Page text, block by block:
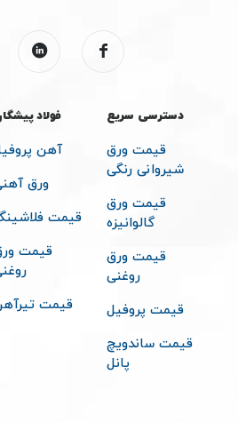
دسترسی سریع
قیمت ورق
شیروانی رنگی
قیمت ورق
گالوانیزه
قیمت ورق
روغنی
قیمت پروفیل
قیمت ساندویچ
پانل
فولاد
آهن
ورق
قیمت
قیمت
قیمت